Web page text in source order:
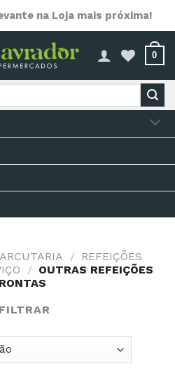
na Loja mais próxima!
0
/ REFEIÇÕES
/ OUTRAS REFEIÇÕES
FILTRAR